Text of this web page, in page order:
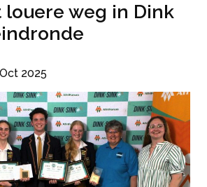
louere weg in Dink
2025